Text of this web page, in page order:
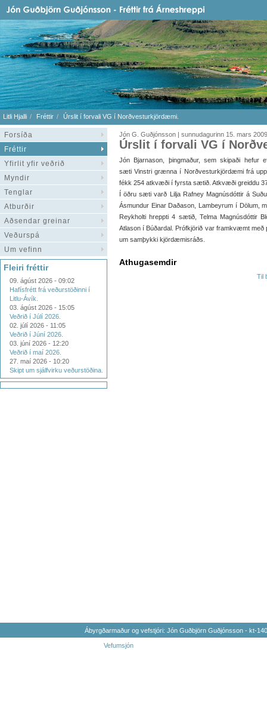
Litli Hjalli Fréttir Úrslit í forvali VG í Norðvesturkjördæmi.
Forsíða
Fréttir
Yfirlit yfir veðrið
Myndir
Tenglar
Atburðir
Aðsendar greinar
Veðurspá
Um vefinn
Fleiri fréttir
09. ágúst 2026 - 09:02
Hafísfrétt frá veðurstöðinni í
Litlu-Ávík.
03. ágúst 2026 - 15:05
Veðrið í Júlí 2026.
02. júlí 2026 - 11:05
Veðrið í Júní 2026.
03. júní 2026 - 12:20
Veðrið í maí 2026.
27. maí 2026 - 10:20
Skipt um sjálfvirku veðurstöðina.
Jón G. Guðjónsson | sunnudagurinn 15. mars 2009
Úrslit í forvali VG í
Jón Bjarnason, þingmaður, sem skipaði hefur
sæti Vinstri grænna í Norðvesturkjördæmi frá
fékk 254 atkvæði í fyrsta sætið. Atkvæði greiddu
Í öðru sæti varð Lilja Rafney Magnúsdóttir á
Ásmundur Einar Daðason, Lambeyrum í Dölum,
Reykholti hreppti 4 sætið, Telma Magnúsdóttir
Atlason í Búðardal. Prófkjörið var framkvæmt
um samþykki kjördæmisráðs.
Athugasemdir
Til
Ábyrgðarmaður og vefstjóri: Jón Guðbjörn Guðjónsson - kt-
Vefumsjón